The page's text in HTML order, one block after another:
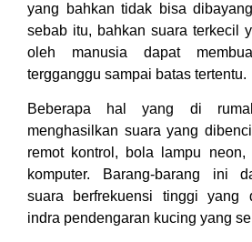
yang bahkan tidak bisa
sebab itu, bahkan suara terkecil
oleh manusia dapat
tergganggu sampai batas tertentu.
Beberapa hal yang di
menghasilkan suara yang
remot kontrol, bola lampu
komputer. Barang-barang ini
suara berfrekuensi tinggi yang
indra pendengaran kucing yang